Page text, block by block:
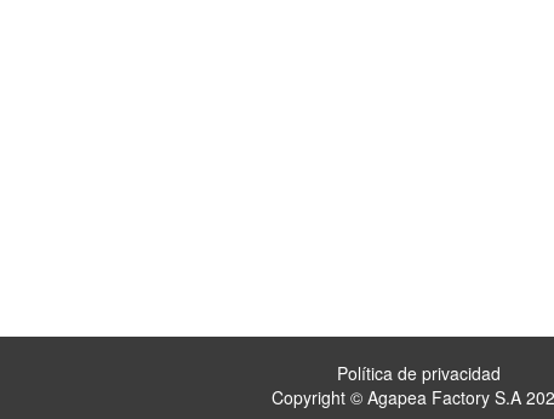
Política de privacidad
Copyright © Agapea Factory S.A